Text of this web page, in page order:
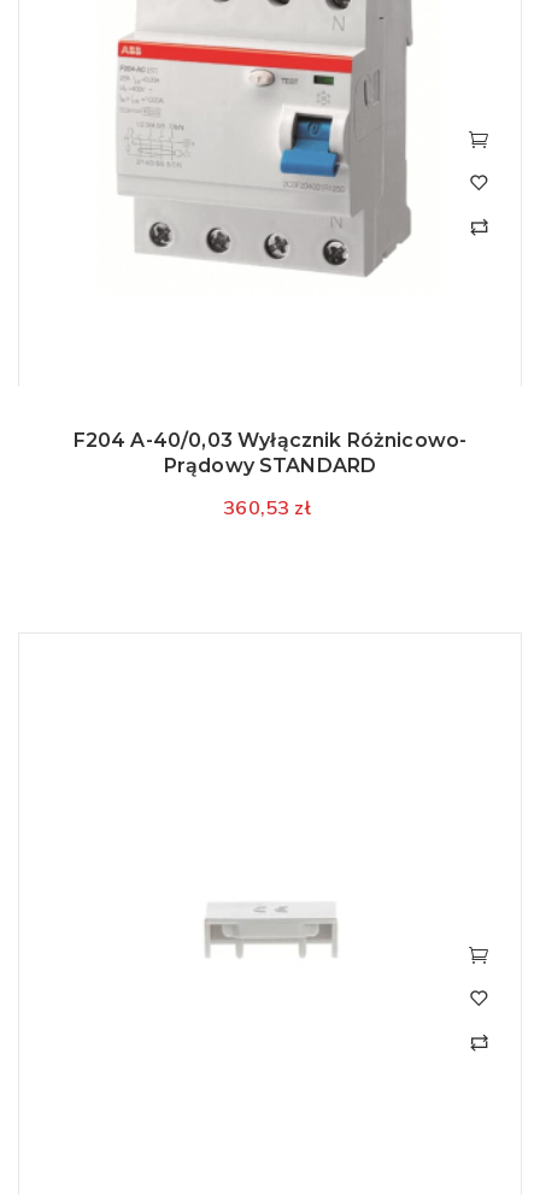
F204 A-40/0,03 Wyłącznik Różnicowo-
Prądowy STANDARD
360,53 zł